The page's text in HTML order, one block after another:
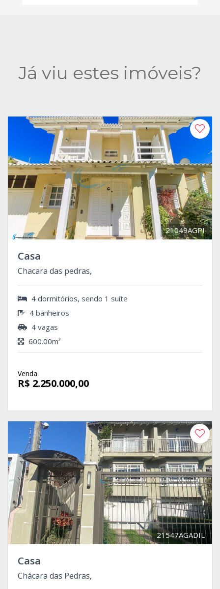
Já viu estes imóveis?
21049AGPI
Casa
Chacara das pedras,
4 dormitórios, sendo 1 suíte
4 banheiros
4 vagas
600.00m²
Venda
R$ 2.250.000,00
21547AGADIL
Casa
Chácara das Pedras,